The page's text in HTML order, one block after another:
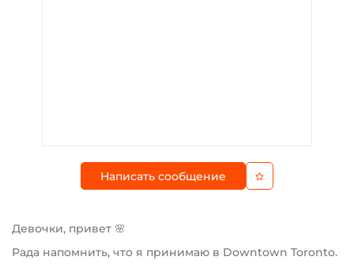
Написать сообщение
Девочки, привет 🌸
Рада напомнить, что я принимаю в Downtown Toronto.